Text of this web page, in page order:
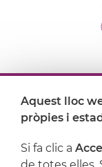
On ens trobem
Aquest lloc
pròpies i
Si fa clic a